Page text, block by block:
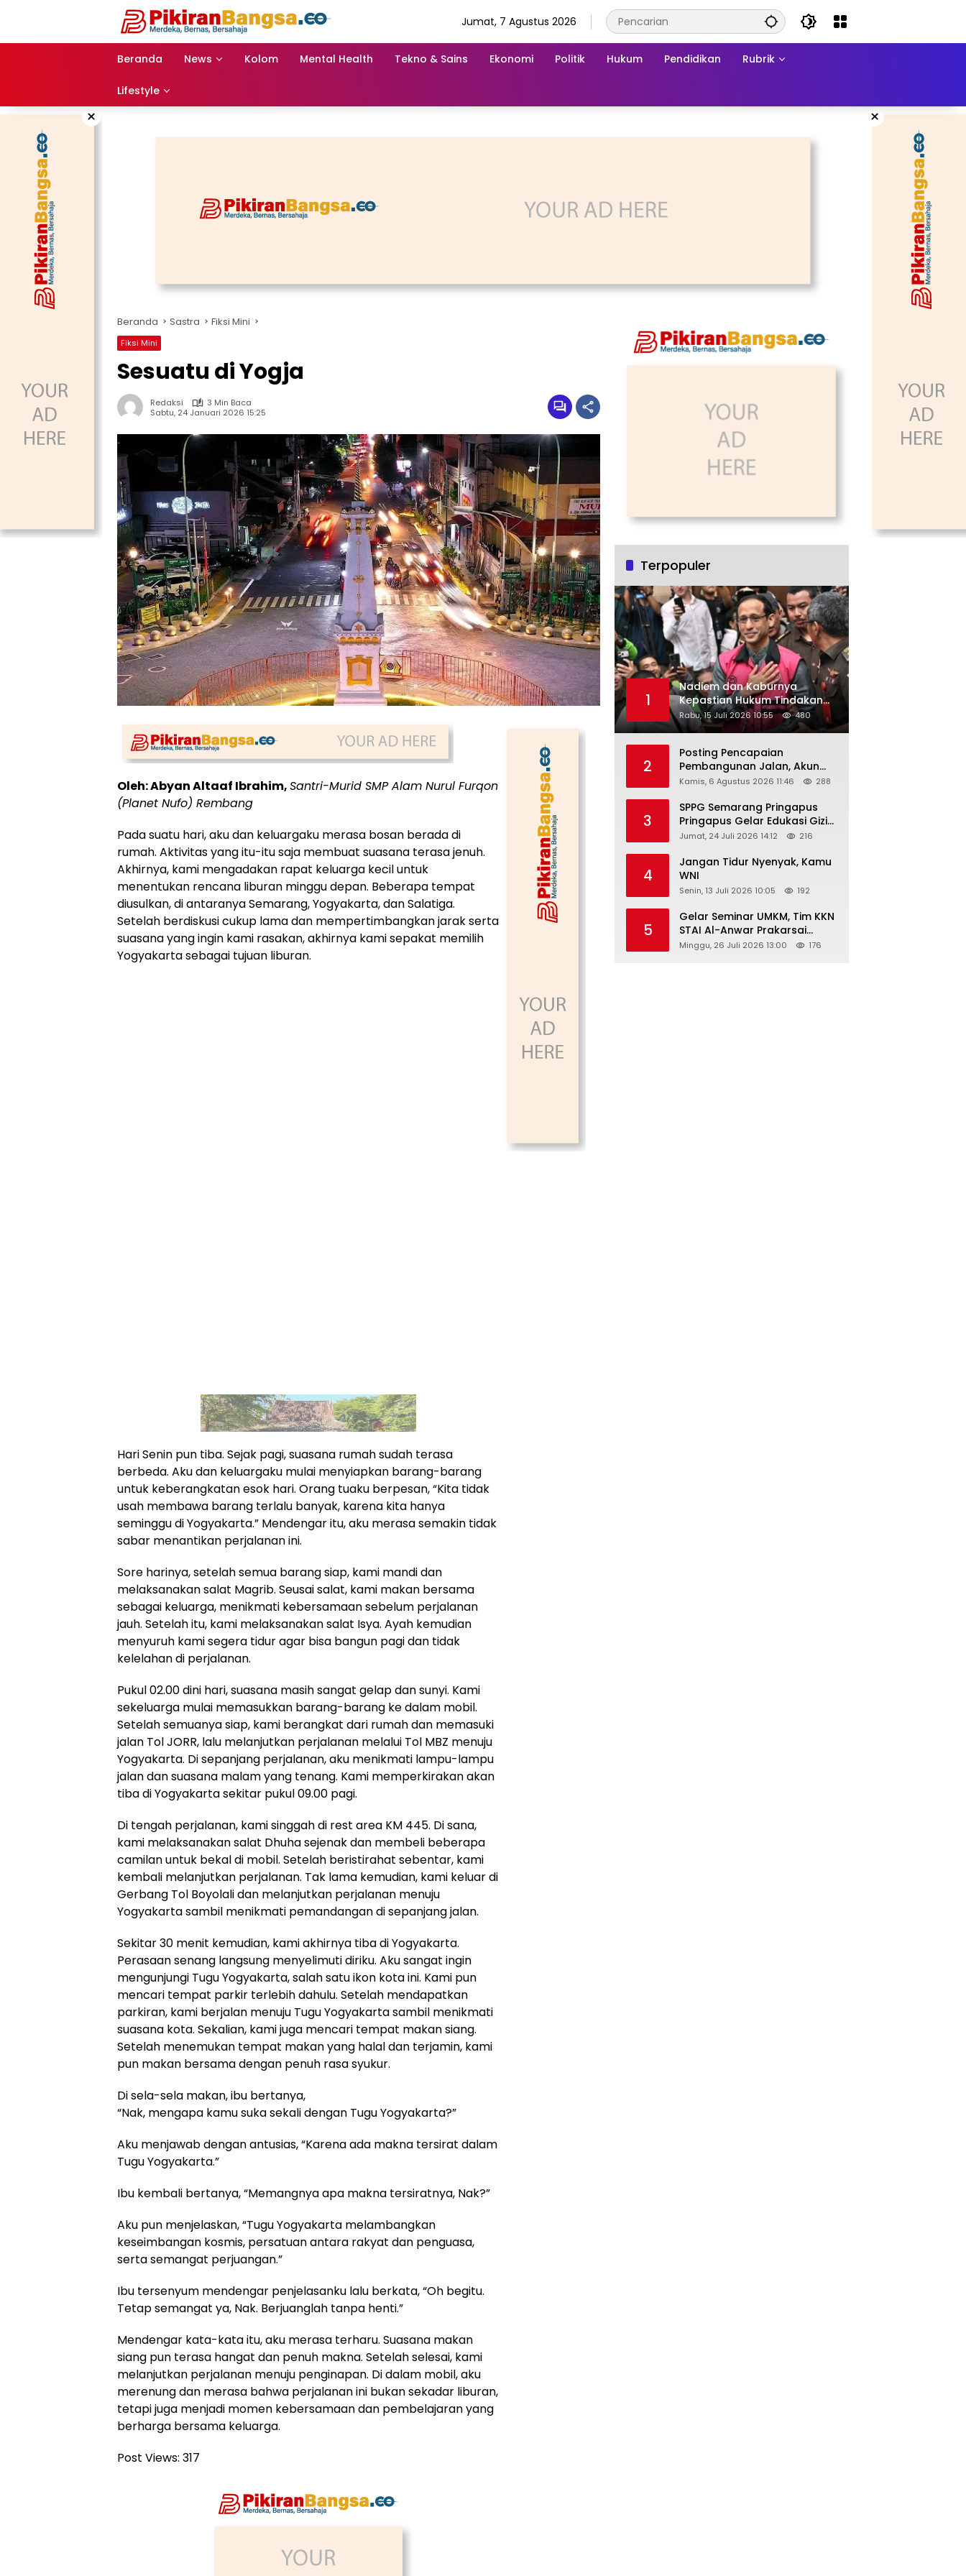
Jumat, 7 Agustus 2026
Beranda News Kolom Mental Health Tekno & Sains Ekonomi Politik Hukum Pendidikan Rubrik
Lifestyle
× ×
Beranda Sastra Fiksi Mini
Fiksi Mini
Sesuatu di Yogja
Redaksi
3 Min Baca
Sabtu, 24 Januari 2026 15:25
Oleh: Abyan Altaaf Ibrahim,Santri-Murid SMP Alam Nurul Furqon
(Planet Nufo) Rembang
Pada suatu hari, aku dan keluargaku merasa bosan berada di
rumah. Aktivitas yang itu-itu saja membuat suasana terasa jenuh.
Akhirnya, kami mengadakan rapat keluarga kecil untuk
menentukan rencana liburan minggu depan. Beberapa tempat
diusulkan, di antaranya Semarang, Yogyakarta, dan Salatiga.
Setelah berdiskusi cukup lama dan mempertimbangkan jarak serta
suasana yang ingin kami rasakan, akhirnya kami sepakat memilih
Yogyakarta sebagai tujuan liburan.
Hari Senin pun tiba. Sejak pagi, suasana rumah sudah terasa
berbeda. Aku dan keluargaku mulai menyiapkan barang-barang
untuk keberangkatan esok hari. Orang tuaku berpesan, “Kita tidak
usah membawa barang terlalu banyak, karena kita hanya
seminggu di Yogyakarta.” Mendengar itu, aku merasa semakin tidak
sabar menantikan perjalanan ini.
Sore harinya, setelah semua barang siap, kami mandi dan
melaksanakan salat Magrib. Seusai salat, kami makan bersama
sebagai keluarga, menikmati kebersamaan sebelum perjalanan
jauh. Setelah itu, kami melaksanakan salat Isya. Ayah kemudian
menyuruh kami segera tidur agar bisa bangun pagi dan tidak
kelelahan di perjalanan.
Pukul 02.00 dini hari, suasana masih sangat gelap dan sunyi. Kami
sekeluarga mulai memasukkan barang-barang ke dalam mobil.
Setelah semuanya siap, kami berangkat dari rumah dan memasuki
jalan Tol JORR, lalu melanjutkan perjalanan melalui Tol MBZ menuju
Yogyakarta. Di sepanjang perjalanan, aku menikmati lampu-lampu
jalan dan suasana malam yang tenang. Kami memperkirakan akan
tiba di Yogyakarta sekitar pukul 09.00 pagi.
Di tengah perjalanan, kami singgah di rest area KM 445. Di sana,
kami melaksanakan salat Dhuha sejenak dan membeli beberapa
camilan untuk bekal di mobil. Setelah beristirahat sebentar, kami
kembali melanjutkan perjalanan. Tak lama kemudian, kami keluar di
Gerbang Tol Boyolali dan melanjutkan perjalanan menuju
Yogyakarta sambil menikmati pemandangan di sepanjang jalan.
Sekitar 30 menit kemudian, kami akhirnya tiba di Yogyakarta.
Perasaan senang langsung menyelimuti diriku. Aku sangat ingin
mengunjungi Tugu Yogyakarta, salah satu ikon kota ini. Kami pun
mencari tempat parkir terlebih dahulu. Setelah mendapatkan
parkiran, kami berjalan menuju Tugu Yogyakarta sambil menikmati
suasana kota. Sekalian, kami juga mencari tempat makan siang.
Setelah menemukan tempat makan yang halal dan terjamin, kami
pun makan bersama dengan penuh rasa syukur.
Di sela-sela makan, ibu bertanya,
“Nak, mengapa kamu suka sekali dengan Tugu Yogyakarta?”
Aku menjawab dengan antusias, “Karena ada makna tersirat dalam
Tugu Yogyakarta.”
Ibu kembali bertanya, “Memangnya apa makna tersiratnya, Nak?”
Aku pun menjelaskan, “Tugu Yogyakarta melambangkan
keseimbangan kosmis, persatuan antara rakyat dan penguasa,
serta semangat perjuangan.”
Ibu tersenyum mendengar penjelasanku lalu berkata, “Oh begitu.
Tetap semangat ya, Nak. Berjuanglah tanpa henti.”
Mendengar kata-kata itu, aku merasa terharu. Suasana makan
siang pun terasa hangat dan penuh makna. Setelah selesai, kami
melanjutkan perjalanan menuju penginapan. Di dalam mobil, aku
merenung dan merasa bahwa perjalanan ini bukan sekadar liburan,
tetapi juga menjadi momen kebersamaan dan pembelajaran yang
berharga bersama keluarga.
Post Views: 317
Terpopuler
1
Nadiem dan Kaburnya
Kepastian Hukum Tindakan
Pejabat Publik
Rabu, 15 Juli 2026 10:55 480
2
Posting Pencapaian
Pembangunan Jalan, Akun
Facebook Pemerintah
“Dirujak” Warganet
Kamis, 6 Agustus 2026 11:46 288
3
SPPG Semarang Pringapus
Pringapus Gelar Edukasi Gizi
di PAUD Bina Balita Peringati
Jumat, 24 Juli 2026 14:12 216
4
Jangan Tidur Nyenyak, Kamu
WNI
Senin, 13 Juli 2026 10:05 192
5
Gelar Seminar UMKM, Tim KKN
STAI Al-Anwar Prakarsai
Usaha Tepung Maizena di
Minggu, 26 Juli 2026 13:00 176